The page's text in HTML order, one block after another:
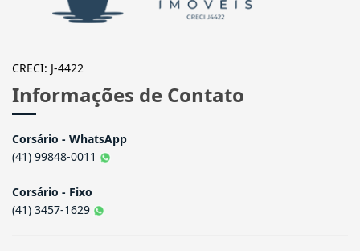
CRECI: J-4422
Informações de Contato
Corsário - WhatsApp
(41) 99848-0011
Corsário - Fixo
(41) 3457-1629